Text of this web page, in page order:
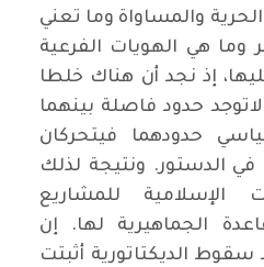
والمساواة وما تعني
وما هي الهويات الفرعية
إذ نجد أن هناك خلطا
حدود فاصلة بينهما
حدودهما فيتحركان
الدستور. ونتيجة لذلك
الإسلامية للمشاريع
الجماهيرية لها. إن
الديكتاتورية أثبتت